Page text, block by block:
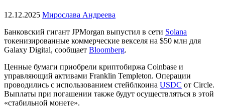
12.12.2025 Мирослава Андреева
Банковский гигант JPMorgan выпустил в сети Solana
токенизированные коммерческие векселя на $50 млн для
Galaxy Digital, сообщает Bloomberg.
Ценные бумаги приобрели криптобиржа Coinbase и
управляющий активами Franklin Templeton. Операции
проводились с использованием стейблкоина USDC от Circle.
Выплаты при погашении также будут осуществляться в этой
«стабильной монете».